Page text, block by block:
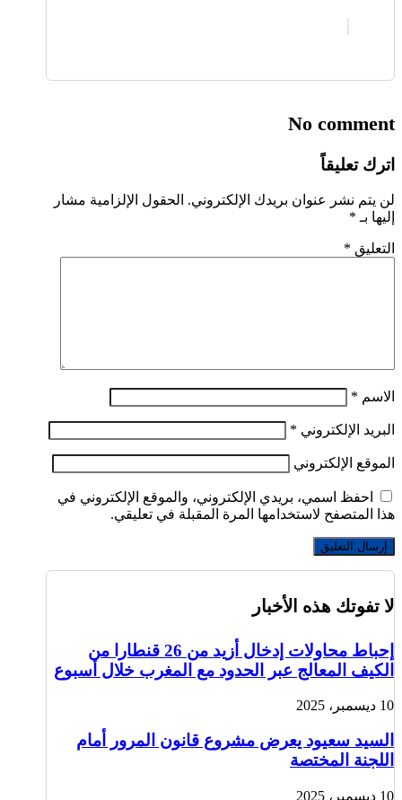
No comment
اترك تعليقاً
لن يتم نشر عنوان بريدك الإلكتروني. الحقول الإلزامية مشار
إليها بـ *
التعليق *
الاسم *
البريد الإلكتروني *
الموقع الإلكتروني
احفظ اسمي، بريدي الإلكتروني، والموقع الإلكتروني في
هذا المتصفح لاستخدامها المرة المقبلة في تعليقي.
لا تفوتك هذه الأخبار
إحباط محاولات إدخال أزيد من 26 قنطارا من
الكيف المعالج عبر الحدود مع المغرب خلال أسبوع
10 ديسمبر، 2025
السيد سعيود يعرض مشروع قانون المرور أمام
اللجنة المختصة
10 ديسمبر، 2025